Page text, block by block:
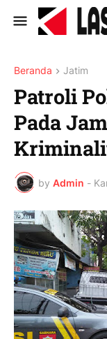
Beranda Jatim
Patroli
Pada
by Admin -